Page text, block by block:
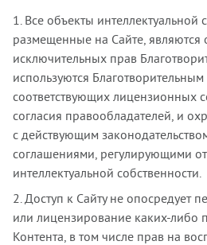
1. Все объекты интеллектуальной
размещенные на Сайте, являются
исключительных прав
используются
соответствующих лицензионных
согласия правообладателей, и
с действующим
соглашениями, регулирующими
интеллектуальной собственности.
2. Доступ к Сайту не опосредует
или лицензирование каких-либо
Контента, в том числе прав на